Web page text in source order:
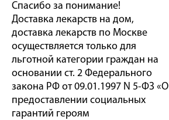
Спасибо за понимание!
Доставка лекарств на дом,
доставка лекарств по Москве
осуществляется только для
льготной категории граждан на
основании ст. 2 Федерального
закона РФ от 09.01.1997 N 5-ФЗ «О
предоставлении социальных
гарантий героям